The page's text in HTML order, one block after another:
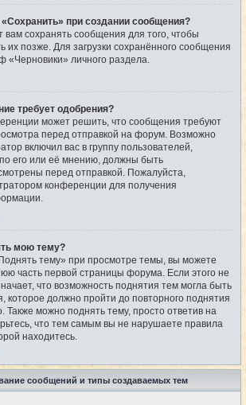
«Сохранить» при создании сообщения?
вам сохранять сообщения для того, чтобы
их позже. Для загрузки сохранённого сообщения
«Черновики» личного раздела.
требует одобрения?
может решить, что сообщения требуют
перед отправкой на форум. Возможно
включил вас в группу пользователей,
его или её мнению, должны быть
перед отправкой. Пожалуйста,
конференции для получения
мою тему?
тему» при просмотре темы, вы можете
часть первой страницы форума. Если этого не
что возможность поднятия тем могла быть
которое должно пройти до повторного поднятия
можно поднять тему, просто ответив на
что тем самым вы не нарушаете правила
находитесь.
сообщений и типы создаваемых тем